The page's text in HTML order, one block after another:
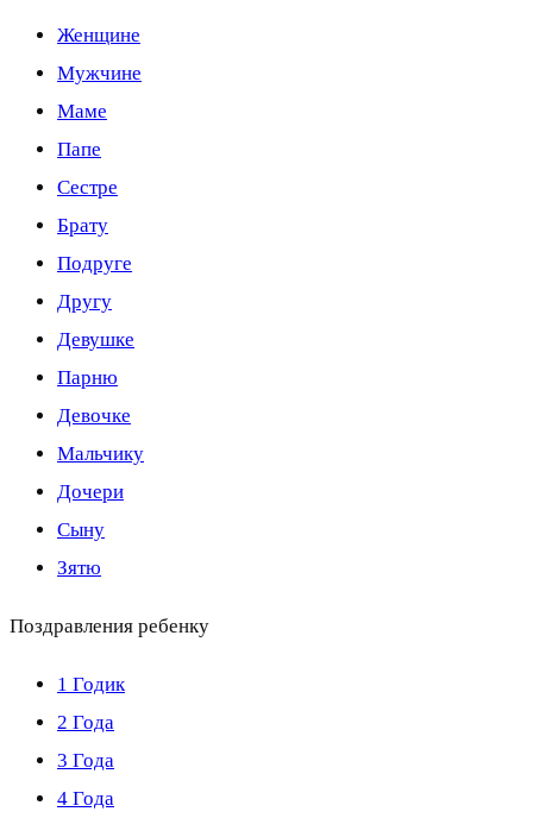
Женщине
Мужчине
Маме
Папе
Сестре
Брату
Подруге
Другу
Девушке
Парню
Девочке
Мальчику
Дочери
Сыну
Зятю
Поздравления ребенку
1 Годик
2 Года
3 Года
4 Года